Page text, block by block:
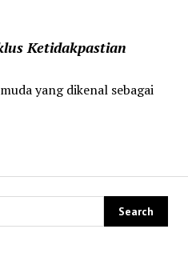
Ketidakpastian
yang dikenal sebagai